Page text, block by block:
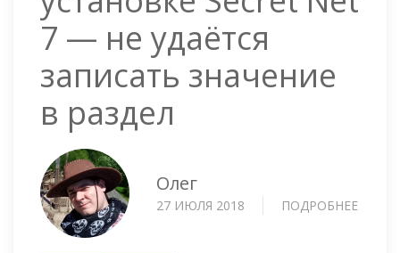
7 — не удаётся
записать значение
в раздел
Олег
27 ИЮЛЯ 2018 ПОДРОБНЕЕ